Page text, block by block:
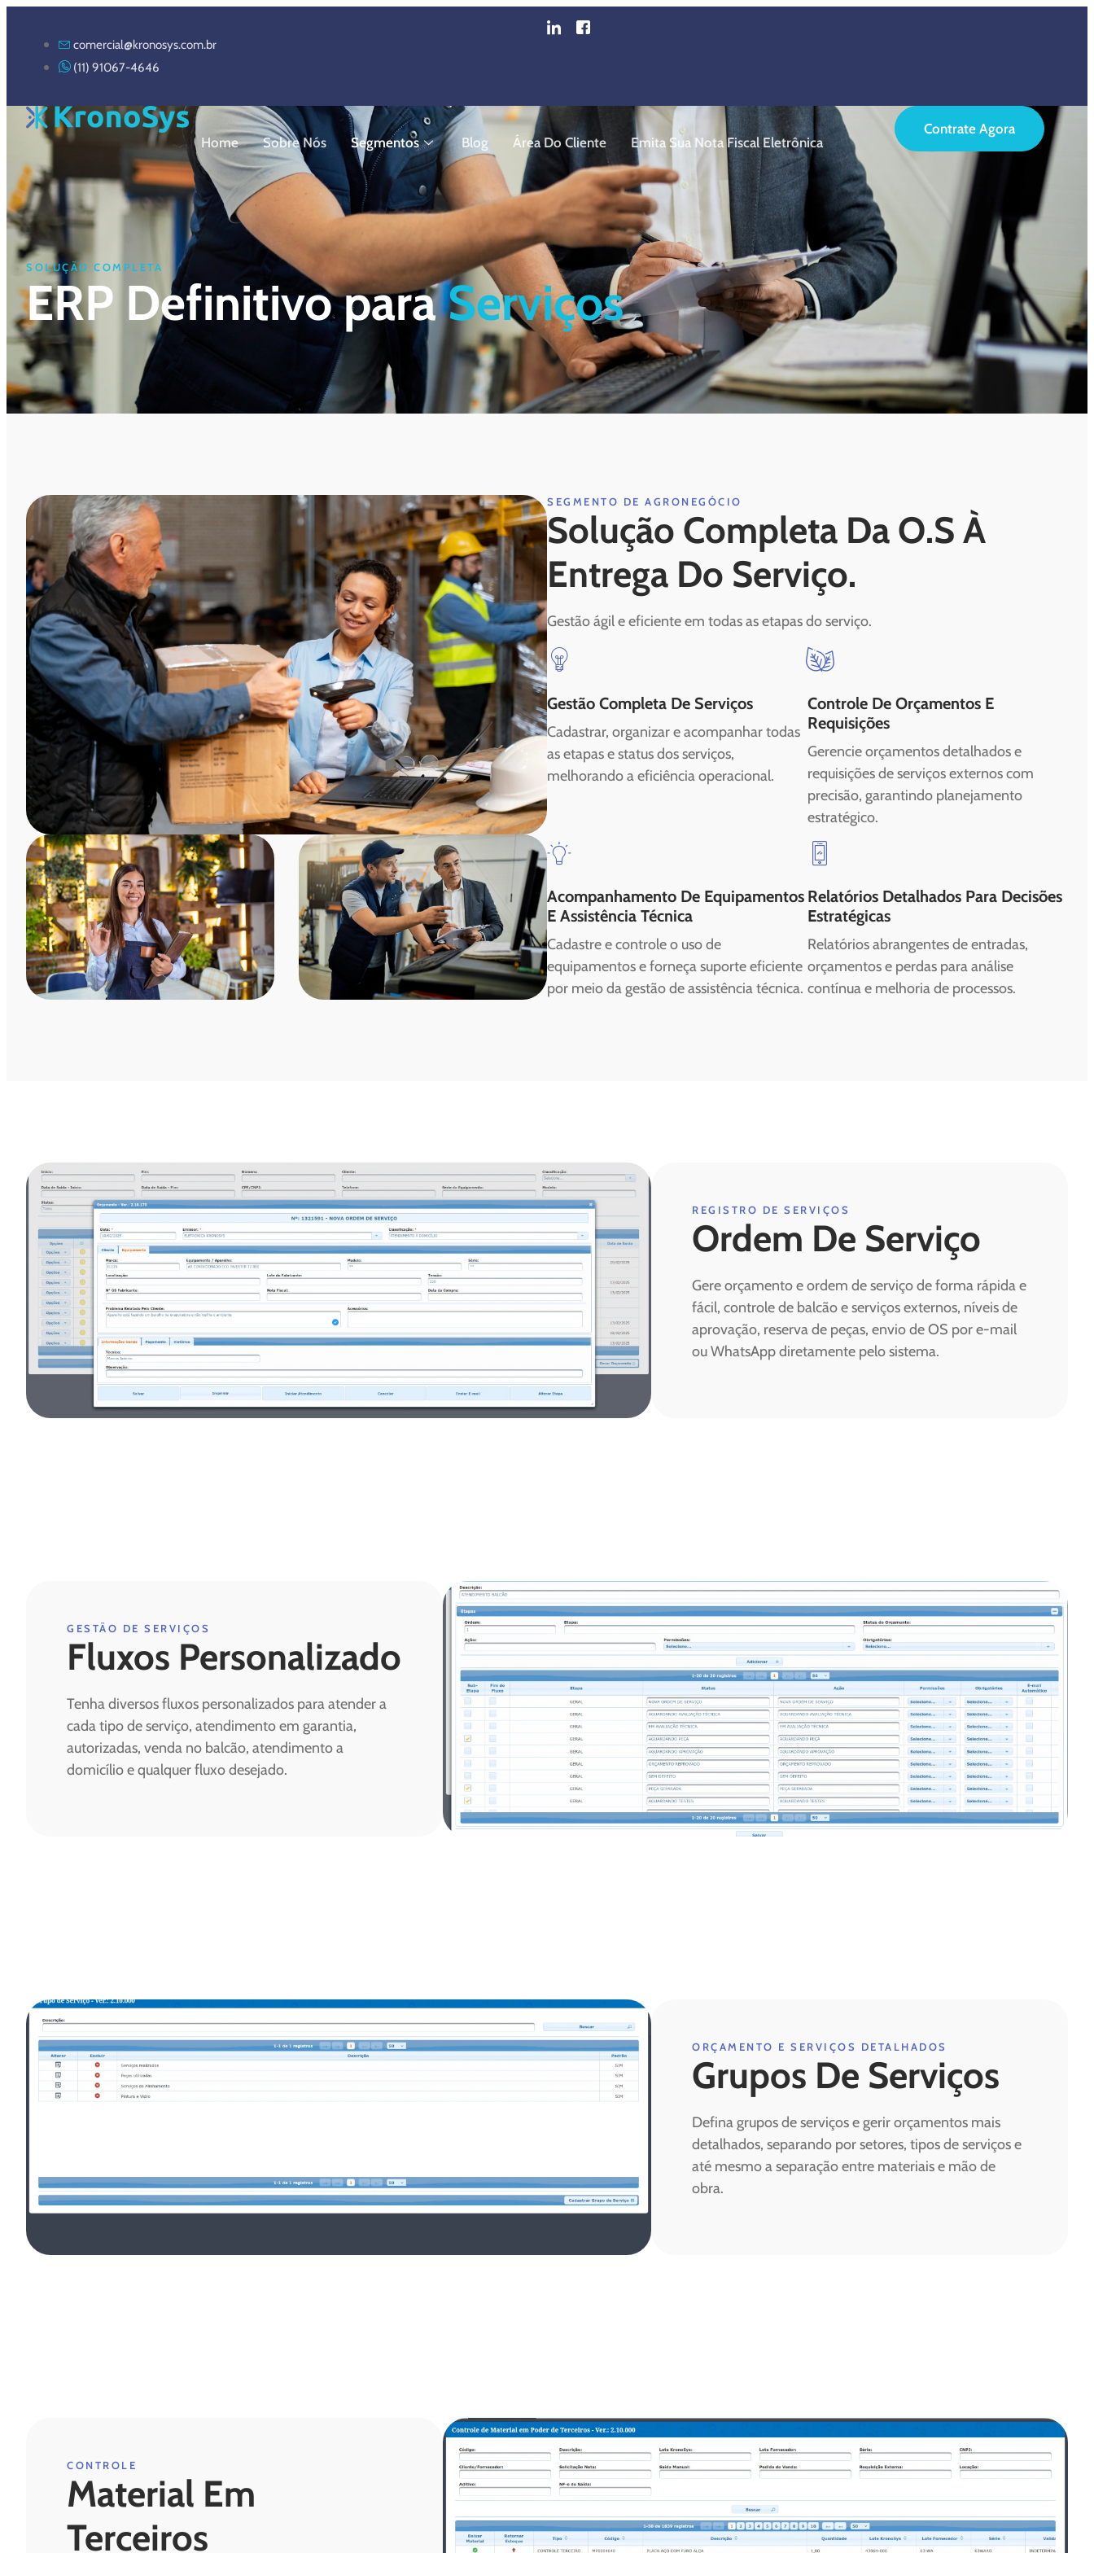
comercial@kronosys.com.br
(11) 91067-4646
Home Sobre Nós Segmentos Blog Área Do Cliente Emita Sua Nota Fiscal Eletrônica
Contrate Agora
SOLUÇÃO COMPLETA
ERP Definitivo paraServiços
SEGMENTO DE AGRONEGÓCIO
Solução Completa Da O.S À
Entrega Do Serviço.
Gestão ágil e eficiente em todas as etapas do serviço.
Gestão Completa De Serviços
Cadastrar, organizar e acompanhar todas
as etapas e status dos serviços,
melhorando a eficiência operacional.
Controle De Orçamentos E
Requisições
Gerencie orçamentos detalhados e
requisições de serviços externos com
precisão, garantindo planejamento
estratégico.
Acompanhamento De Equipamentos
E Assistência Técnica
Cadastre e controle o uso de
equipamentos e forneça suporte eficiente
por meio da gestão de assistência técnica.
Relatórios Detalhados Para Decisões
Estratégicas
Relatórios abrangentes de entradas,
orçamentos e perdas para análise
contínua e melhoria de processos.
REGISTRO DE SERVIÇOS
Ordem De Serviço
Gere orçamento e ordem de serviço de forma rápida e
fácil, controle de balcão e serviços externos, níveis de
aprovação, reserva de peças, envio de OS por e-mail
ou WhatsApp diretamente pelo sistema.
GESTÃO DE SERVIÇOS
Fluxos Personalizado
Tenha diversos fluxos personalizados para atender a
cada tipo de serviço, atendimento em garantia,
autorizadas, venda no balcão, atendimento a
domicílio e qualquer fluxo desejado.
ORÇAMENTO E SERVIÇOS DETALHADOS
Grupos De Serviços
Defina grupos de serviços e gerir orçamentos mais
detalhados, separando por setores, tipos de serviços e
até mesmo a separação entre materiais e mão de
obra.
CONTROLE
Material Em
Terceiros